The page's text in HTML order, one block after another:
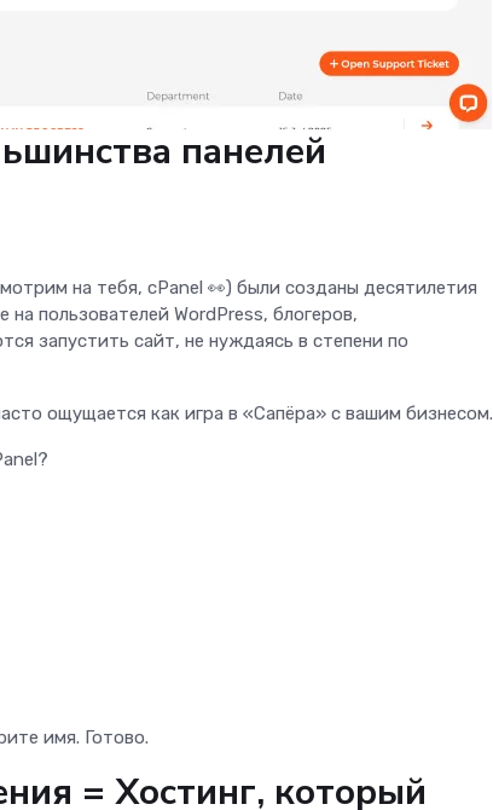
панелей
на тебя, cPanel 👀) были созданы десятилетия
пользователей WordPress, блогеров,
запустить сайт, не нуждаясь в степени по
ощущается как игра в «Сапёра» с вашим бизнесом.
имя. Готово.
= Хостинг, который